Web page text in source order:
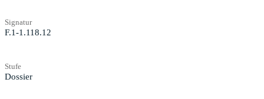
Signatur
F.1-1.118.12
Stufe
Dossier